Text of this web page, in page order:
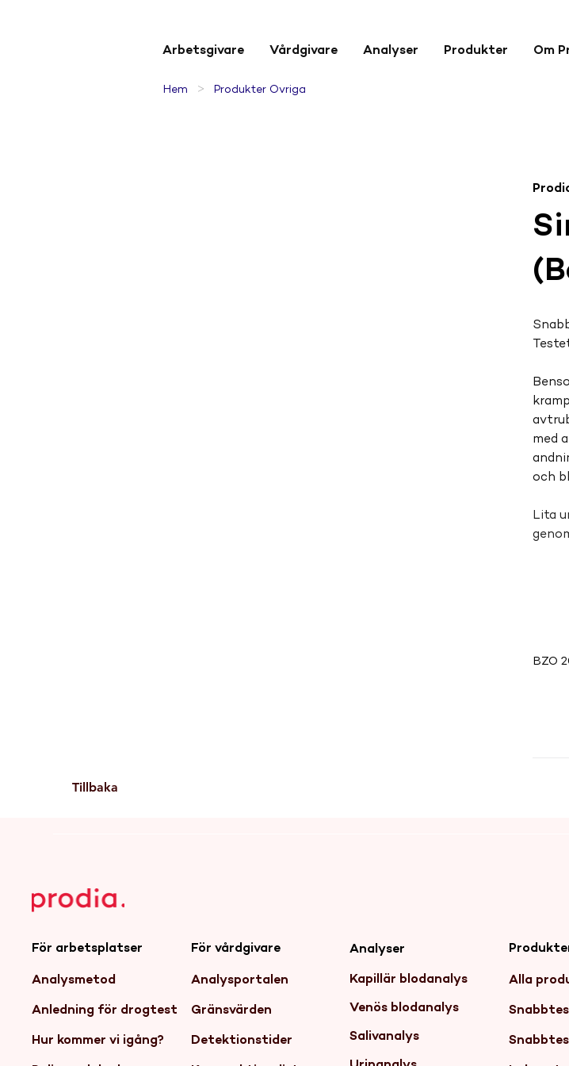
Hem > Produkter Övriga
Arbetsgivare Vårdgivare Analyser Produkter Om
med
och
Lita
BZO
Tillbaka
För arbetsplatser
Analysmetod
Anledning för drogtest
Hur kommer vi igång?
För vårdgivare
Analysportalen
Gränsvärden
Detektionstider
Alla
Analyser
Kapillär blodanalys
Venös blodanalys
Salivanalys